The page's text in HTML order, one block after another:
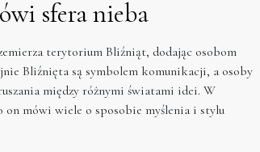
sfera nieba
terytorium Bliźniąt, dodając osobom
Bliźnięta są symbolem komunikacji, a osoby
między różnymi światami idei. W
mówi wiele o sposobie myślenia i stylu